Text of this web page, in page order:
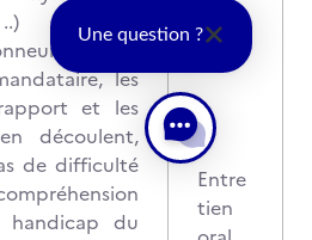
..) et en
d’ordre,
les
et les
découlent,
de difficulté
du
Entre
tien
Une question ?